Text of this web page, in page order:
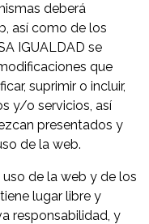
deberá
así como de los
IGUALDAD se
que
suprimir o incluir,
y/o servicios, así
presentados y
de la web.
de la web y de los
lugar libre y
responsabilidad, y